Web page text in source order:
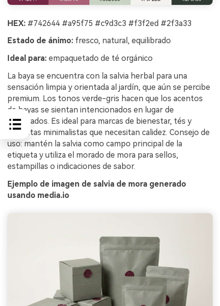
HEX: #742644 #a95f75 #c9d3c3 #f3f2ed #2f3a33
Estado de ánimo: fresco, natural, equilibrado
Ideal para: empaquetado de té orgánico
La baya se encuentra con la salvia herbal para una
sensación limpia y orientada al jardín, que aún se percibe
premium. Los tonos verde-gris hacen que los acentos
de bayas se sientan intencionados en lugar de
azucarados. Es ideal para marcas de bienestar, tés y
etiquetas minimalistas que necesitan calidez. Consejo de
uso: mantén la salvia como campo principal de la
etiqueta y utiliza el morado de mora para sellos,
estampillas o indicaciones de sabor.
Ejemplo de imagen de salvia de mora generado
usando media.io